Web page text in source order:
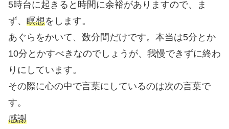
5時台に起きると時間に余裕がありますので、ま
ず、 瞑想をします。
あぐらをかいて、数分間だけです。本当は5分とか
10分とかすべきなのでしょうが、我慢できずに終わ
りにしています。
その際に心の中で言葉にしているのは次の言葉で
す。
感謝